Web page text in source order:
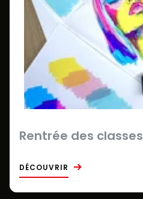
Rentrée des classes
DÉCOUVRIR